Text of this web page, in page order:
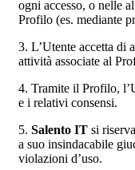
ogni accesso, o nelle
Profilo (es. mediante
3. L’Utente accetta di
attività associate al
4. Tramite il Profilo,
e i relativi consensi.
5. Salento IT si
a suo insindacabile
violazioni d’uso.